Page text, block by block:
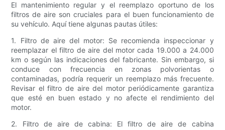
El mantenimiento regular y el reemplazo oportuno de los
filtros de aire son cruciales para el buen funcionamiento de
su vehículo. Aquí tiene algunas pautas útiles:
1. Filtro de aire del motor: Se recomienda inspeccionar y
reemplazar el filtro de aire del motor cada 19.000 a 24.000
km o según las indicaciones del fabricante. Sin embargo, si
conduce con frecuencia en zonas polvorientas o
contaminadas, podría requerir un reemplazo más frecuente.
Revisar el filtro de aire del motor periódicamente garantiza
que esté en buen estado y no afecte el rendimiento del
motor.
2. Filtro de aire de cabina: El filtro de aire de cabina